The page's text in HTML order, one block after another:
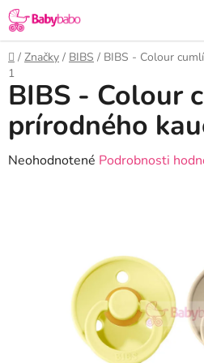
Prejsť
na
obsah
Domov
/ Značky / BIBS / BIBS - Colour
1
BIBS - Colour
prírodného
Priemerné
hviezdičiek.
Neohodnotené Podrobnosti